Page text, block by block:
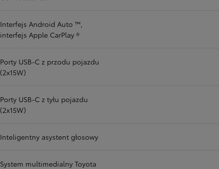
Interfejs Android Auto ™,
interfejs Apple CarPlay ®
Porty USB-C z przodu pojazdu
(2x15W)
Porty USB-C z tyłu pojazdu
(2x15W)
Inteligentny asystent głosowy
System multimedialny Toyota